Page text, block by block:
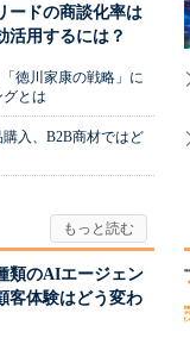
ードの商談化率は
用するには？
徳川家康の戦略」に
とは
入、B2B商材ではど
類のAIエージェン
客体験はどう変わ